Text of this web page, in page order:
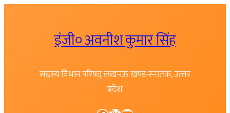
इंजी० अवनीश कुमार सिंह
सदस्य विधान परिषद् लखनऊ खण्ड-स्नातक, उत्त्तर
प्रदेश